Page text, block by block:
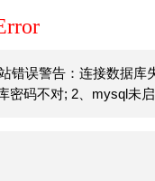
错误警告：连接数据库
密码不对; 2、mysql未启